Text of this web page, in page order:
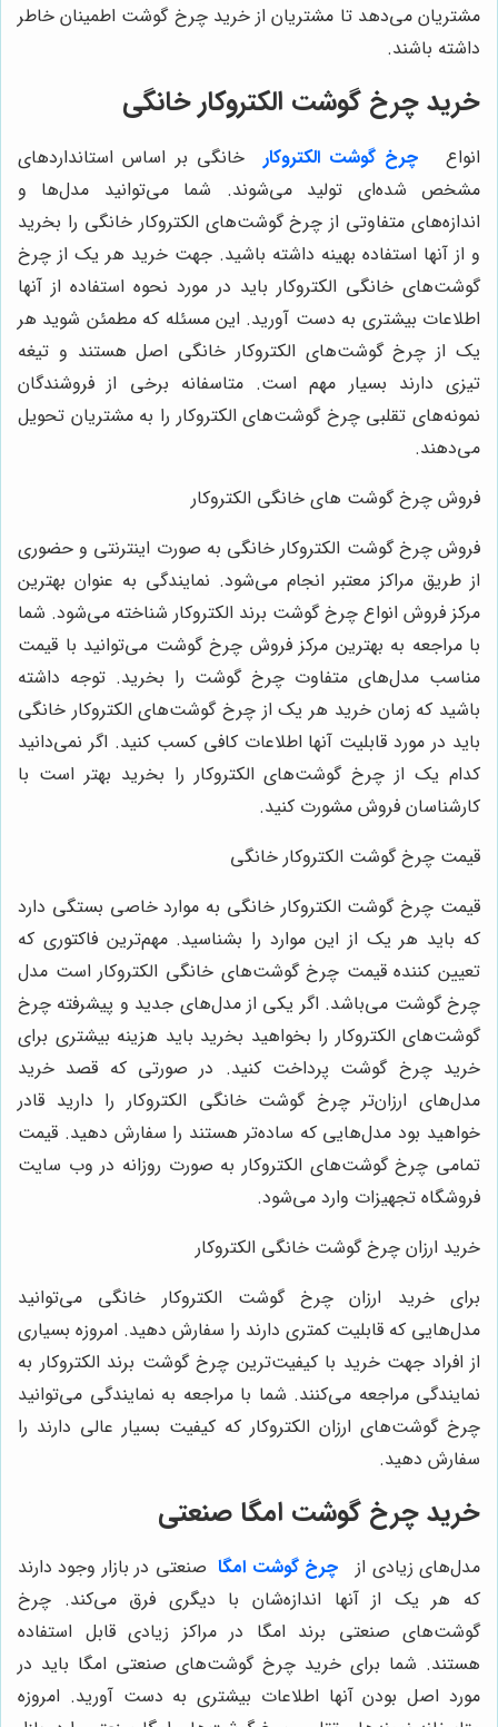
مشتریان می‌دهد تا مشتریان از خرید چرخ گوشت اطمینان خاطر
داشته باشند.
خرید چرخ گوشت الکتروکار خانگی
انواع چرخ گوشت الکتروکار خانگی بر اساس استانداردهای
مشخص شده‌ای تولید می‌شوند. شما می‌توانید مدل‌ها و
اندازه‌های متفاوتی از چرخ گوشت‌های الکتروکار خانگی را بخرید
و از آنها استفاده بهینه داشته باشید. جهت خرید هر یک از چرخ
گوشت‌های خانگی الکتروکار باید در مورد نحوه استفاده از آنها
اطلاعات بیشتری به دست آورید. این مسئله که مطمئن شوید هر
یک از چرخ گوشت‌های الکتروکار خانگی اصل هستند و تیغه
تیزی دارند بسیار مهم است. متاسفانه برخی از فروشندگان
نمونه‌های تقلبی چرخ گوشت‌های الکتروکار را به مشتریان تحویل
می‌دهند.
فروش چرخ گوشت های خانگی الکتروکار
فروش چرخ گوشت الکتروکار خانگی به صورت اینترنتی و حضوری
از طریق مراکز معتبر انجام می‌شود. نمایندگی به عنوان بهترین
مرکز فروش انواع چرخ گوشت برند الکتروکار شناخته می‌شود. شما
با مراجعه به بهترین مرکز فروش چرخ گوشت می‌توانید با قیمت
مناسب مدل‌های متفاوت چرخ گوشت را بخرید. توجه داشته
باشید که زمان خرید هر یک از چرخ گوشت‌های الکتروکار خانگی
باید در مورد قابلیت آنها اطلاعات کافی کسب کنید. اگر نمی‌دانید
کدام یک از چرخ گوشت‌های الکتروکار را بخرید بهتر است با
کارشناسان فروش مشورت کنید.
قیمت چرخ گوشت الکتروکار خانگی
قیمت چرخ گوشت الکتروکار خانگی به موارد خاصی بستگی دارد
که باید هر یک از این موارد را بشناسید. مهم‌ترین فاکتوری که
تعیین کننده قیمت چرخ گوشت‌های خانگی الکتروکار است مدل
چرخ گوشت می‌باشد. اگر یکی از مدل‌های جدید و پیشرفته چرخ
گوشت‌های الکتروکار را بخواهید بخرید باید هزینه بیشتری برای
خرید چرخ گوشت پرداخت کنید. در صورتی که قصد خرید
مدل‌های ارزان‌تر چرخ گوشت خانگی الکتروکار را دارید قادر
خواهید بود مدل‌هایی که ساده‌تر هستند را سفارش دهید. قیمت
تمامی چرخ گوشت‌های الکتروکار به صورت روزانه در وب سایت
فروشگاه تجهیزات وارد می‌شود.
خرید ارزان چرخ گوشت خانگی الکتروکار
برای خرید ارزان چرخ گوشت الکتروکار خانگی می‌توانید
مدل‌هایی که قابلیت کمتری دارند را سفارش دهید. امروزه بسیاری
از افراد جهت خرید با کیفیت‌ترین چرخ گوشت برند الکتروکار به
نمایندگی مراجعه می‌کنند. شما با مراجعه به نمایندگی می‌توانید
چرخ گوشت‌های ارزان الکتروکار که کیفیت بسیار عالی دارند را
سفارش دهید.
خرید چرخ گوشت امگا صنعتی
مدل‌های زیادی از چرخ گوشت امگاصنعتی در بازار وجود دارند
که هر یک از آنها اندازه‌شان با دیگری فرق می‌کند. چرخ
گوشت‌های صنعتی برند امگا در مراکز زیادی قابل استفاده
هستند. شما برای خرید چرخ گوشت‌های صنعتی امگا باید در
مورد اصل بودن آنها اطلاعات بیشتری به دست آورید. امروزه